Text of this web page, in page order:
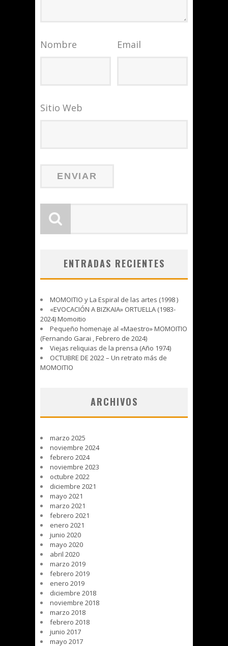
Nombre Email
Sitio Web
ENTRADAS RECIENTES
MOMOITIO y La Espiral de las artes (1998 )
«EVOCACIÓN A BIZKAIA» ORTUELLA (1983-
2024) Momoitio
Pequeño homenaje al «Maestro» MOMOITIO
(Fernando Garai , Febrero de 2024)
Viejas reliquias de la prensa (Año 1974)
OCTUBRE DE 2022 – Un retrato más de
MOMOITIO
ARCHIVOS
marzo 2025
noviembre 2024
febrero 2024
noviembre 2023
octubre 2022
diciembre 2021
mayo 2021
marzo 2021
febrero 2021
enero 2021
junio 2020
mayo 2020
abril 2020
marzo 2019
febrero 2019
enero 2019
diciembre 2018
noviembre 2018
marzo 2018
febrero 2018
junio 2017
mayo 2017